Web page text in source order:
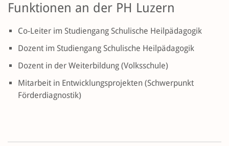
Funktionen an der PH Luzern
Co-Leiter im Studiengang Schulische Heilpädagogik
Dozent im Studiengang Schulische Heilpädagogik
Dozent in der Weiterbildung (Volksschule)
Mitarbeit in Entwicklungsprojekten (Schwerpunkt
Förderdiagnostik)